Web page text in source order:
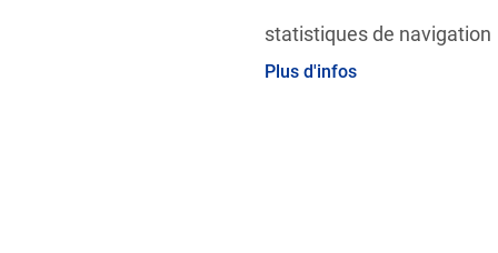
statistiques de navigation
Plus d'infos